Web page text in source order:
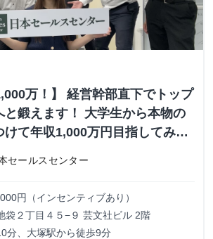
万！】 経営幹部直下でトップ
と鍛えます！ 大学生から本物の
けて年収1,000万円目指してみま
結内定あり #学歴不問 #未経験
株式会社日本セールスセンター
ンターンシップ
セールスセンター
円（インセンティブあり）
袋２丁目４５−９ 芸文社ビル 2階
分、大塚駅から徒歩9分